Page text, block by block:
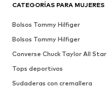
CATEGORÍAS PARA MUJERES
Bolsos Tommy Hilfiger
Bolsos Tommy Hilfiger
Converse Chuck Taylor All Star
Tops deportivos
Sudaderas con cremallera